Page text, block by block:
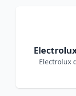
Electrolux